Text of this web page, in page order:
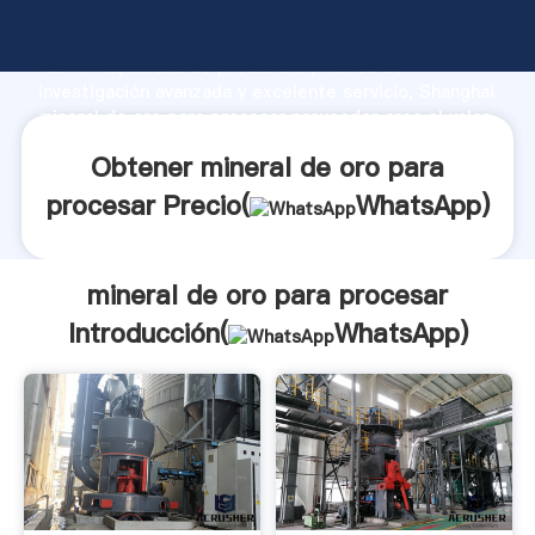
fuerte capacidad de producción, fuerza de
mineral de oro para procesar proveedor crea el valor
Obtener mineral de oro para
procesar Precio(
WhatsApp)
mineral de oro para procesar
Introducción(
WhatsApp)